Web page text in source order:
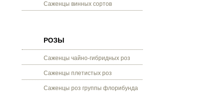
Саженцы винных сортов
РОЗЫ
Саженцы чайно-гибридных роз
Саженцы плетистых роз
Саженцы роз группы флорибунда